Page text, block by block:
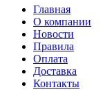
Главная
О компании
Новости
Правила
Оплата
Доставка
Контакты